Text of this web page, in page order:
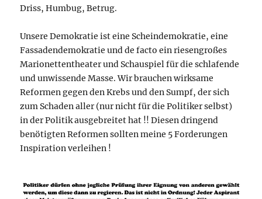
Driss, Humbug, Betrug.
Unsere Demokratie ist eine Scheindemokratie, eine
Fassadendemokratie und de facto ein riesengroßes
Marionettentheater und Schauspiel für die schlafende
und unwissende Masse. Wir brauchen wirksame
Reformen gegen den Krebs und den Sumpf, der sich
zum Schaden aller (nur nicht für die Politiker selbst)
in der Politik ausgebreitet hat !! Diesen dringend
benötigten Reformen sollten meine 5 Forderungen
Inspiration verleihen !